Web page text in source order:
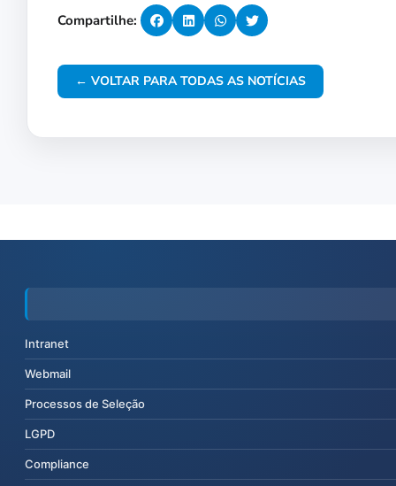
Compartilhe:
← VOLTAR PARA TODAS AS NOTÍCIAS
Intranet
Webmail
Processos de Seleção
LGPD
Compliance